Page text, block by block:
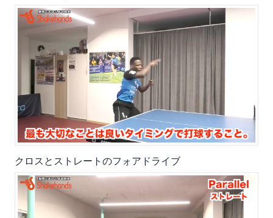
クロスとストレートのフォアドライブ